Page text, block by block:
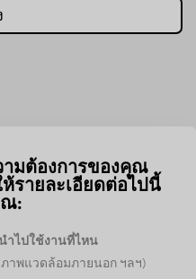
ามต้องการของคุณ
รายละเอียดต่อไปนี้
ณ:
ำไปใช้งานที่ไหน
าพแวดล้อมภายนอก ฯลฯ)